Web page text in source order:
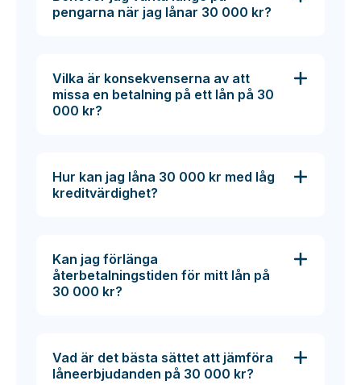
pengarna när jag lånar 30 000 kr?
Vilka är konsekvenserna av att
missa en betalning på ett lån på 30
000 kr?
Hur kan jag låna 30 000 kr med låg
kreditvärdighet?
Kan jag förlänga
återbetalningstiden för mitt lån på
30 000 kr?
Vad är det bästa sättet att jämföra
låneerbjudanden på 30 000 kr?